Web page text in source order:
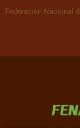
Federación Nacional